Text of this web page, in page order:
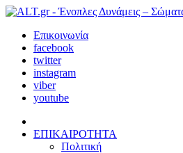
Επικοινωνία
facebook
twitter
instagram
viber
youtube
ΕΠΙΚΑΙΡΟΤΗΤΑ
Πολιτική